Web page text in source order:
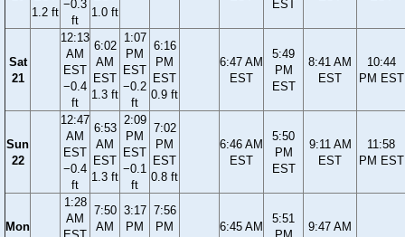
1.2 ft
−0.3
ft
1.0 ft
EST
Sat
21
12:13
AM
EST
−0.4
ft
6:02
AM
EST
1.3 ft
1:07
PM
EST
−0.2
ft
6:16
PM
EST
0.9 ft
6:47 AM
EST
5:49
PM
EST
8:41 AM
EST
10:44
PM EST
Sun
22
12:47
AM
EST
−0.4
ft
6:53
AM
EST
1.3 ft
2:09
PM
EST
−0.1
ft
7:02
PM
EST
0.8 ft
6:46 AM
EST
5:50
PM
EST
9:11 AM
EST
11:58
PM EST
Mon
1:28
AM
7:50
AM
3:17
PM
7:56
PM
6:45 AM
5:51
9:47 AM